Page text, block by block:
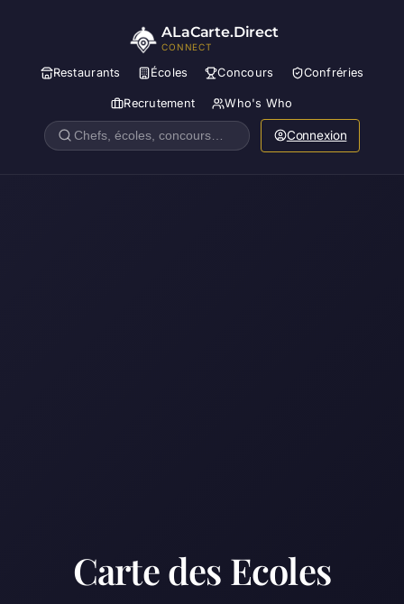
ALaCarte.Direct
CONNECT
Restaurants Écoles Concours Confréries
Recrutement Who's Who
Connexion
Carte des Ecoles